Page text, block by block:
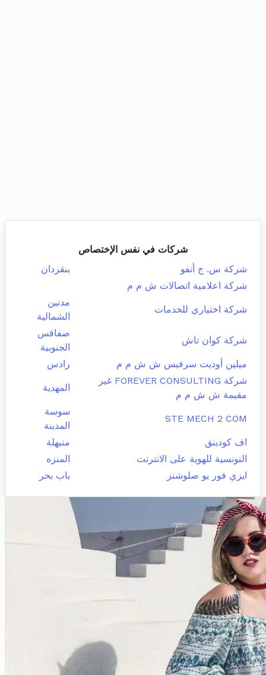
شركات في نفس الإختصاص
شركة س. ج أنفو
بنقردان
شركة اعلامية اتصالات ش م م
شركة اختياري للخدمات
مدنين
الشمالية
شركة كوان تاش
صفاقس
الجنوبية
ميلين أوديت سرفيس ش ش م م
رادس
شركة FOREVER CONSULTING غير
مقيمة ش ش م م
المهدية
STE MECH 2 COM
سوسة
المدينة
اف كودينق
منيهلة
التونسية للهوية على الانترنت
المنزه
ايزي فور يو صلوشنز
باب بحر